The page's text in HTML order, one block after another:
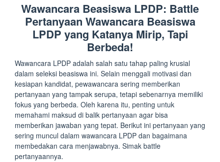
Wawancara Beasiswa LPDP: Battle
Pertanyaan Wawancara Beasiswa
LPDP yang Katanya Mirip, Tapi
Berbeda!
Wawancara LPDP adalah salah satu tahap paling krusial
dalam seleksi beasiswa ini. Selain menggali motivasi dan
kesiapan kandidat, pewawancara sering memberikan
pertanyaan yang tampak serupa, tetapi sebenarnya memiliki
fokus yang berbeda. Oleh karena itu, penting untuk
memahami maksud di balik pertanyaan agar bisa
memberikan jawaban yang tepat. Berikut ini pertanyaan yang
sering muncul dalam wawancara LPDP dan bagaimana
membedakan cara menjawabnya. Simak battle
pertanyaannya.